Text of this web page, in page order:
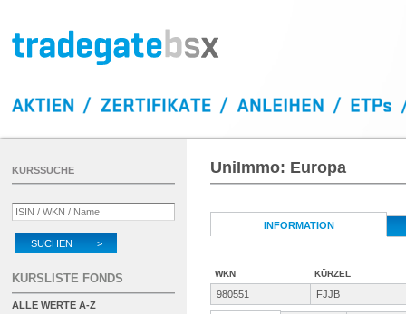
UniImmo: Europa
INFORMATION
WKN KÜRZEL
980551 FJJB
KURSSUCHE
SUCHEN >
KURSLISTE FONDS
ALLE WERTE A-Z